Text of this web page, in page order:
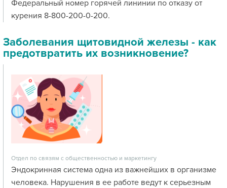
Федеральный номер горячей лининии по отказу от
курения 8-800-200-0-200.
Заболевания щитовидной железы - как
предотвратить их возникновение?
Отдел по связям с общественностью и маркетингу
Эндокринная система одна из важнейших в организме
человека. Нарушения в ее работе ведут к серьезным